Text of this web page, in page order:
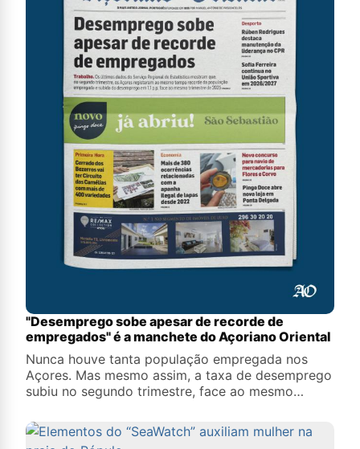
"Desemprego sobe apesar de recorde de
empregados" é a manchete do Açoriano Oriental
Nunca houve tanta população empregada nos
Açores. Mas mesmo assim, a taxa de desemprego
subiu no segundo trimestre, face ao mesmo
destaque no Açoriano Oriental de quinta-feira, 6
de agosto de 2026.&nbsp;